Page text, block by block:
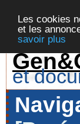
Les cookies
et les
savoir plus
et